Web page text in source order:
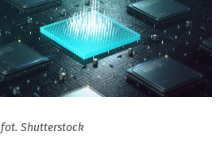
fot. Shutterstock